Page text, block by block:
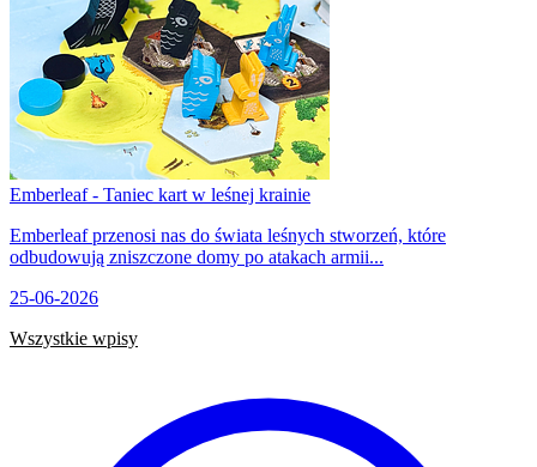
Emberleaf - Taniec kart w leśnej krainie
Emberleaf przenosi nas do świata leśnych stworzeń, które
odbudowują zniszczone domy po atakach armii...
25-06-2026
Wszystkie wpisy